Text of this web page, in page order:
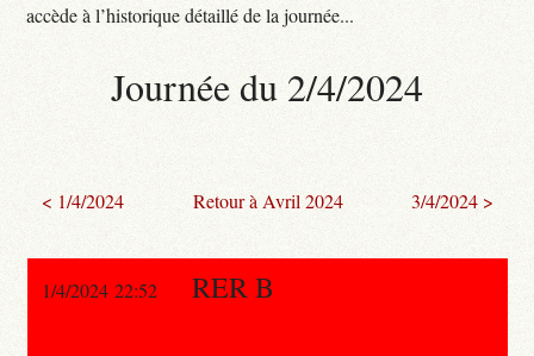
accède à l’historique détaillé de la journée...
Journée du 2/4/2024
< 1/4/2024 Retour à Avril 2024 3/4/2024 >
1/4/2024 22:52 RER B